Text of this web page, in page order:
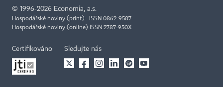
© 1996-2026 Economia, a.s.
Hospodářské noviny (print) ISSN 0862-9587
Hospodářské noviny (online) ISSN 2787-950X
Certifikováno Sledujte nás